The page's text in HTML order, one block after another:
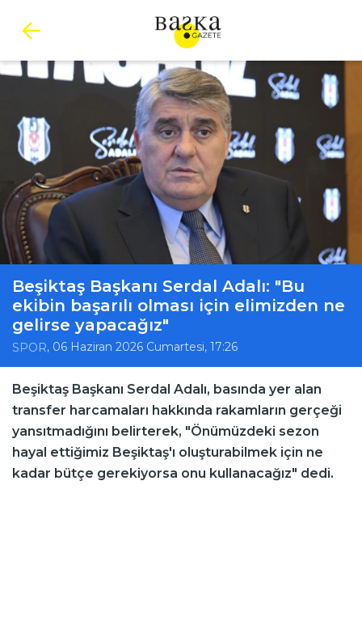
Beşiktaş Başkanı Serdal Adalı: "Bu
ekibin başarılı olması için elimizden ne
gelirse yapacağız"
SPOR, 06 Haziran 2026 Cumartesi, 17:26
Beşiktaş Başkanı Serdal Adalı, basında yer alan
transfer harcamaları hakkında rakamların gerçeği
yansıtmadığını belirterek, "Önümüzdeki sezon
hayal ettiğimiz Beşiktaş'ı oluşturabilmek için ne
kadar bütçe gerekiyorsa onu kullanacağız" dedi.